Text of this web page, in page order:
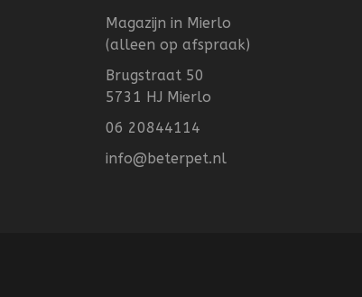
Magazijn in Mierlo
(alleen op afspraak)
Brugstraat 50
5731 HJ Mierlo
06 20844114
info@beterpet.nl